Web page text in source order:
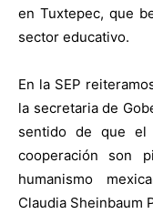
en Tuxtepec, que
sector educativo.
En la SEP
la secretaria de
sentido de que el
cooperación son
humanismo
Claudia Sheinbaum